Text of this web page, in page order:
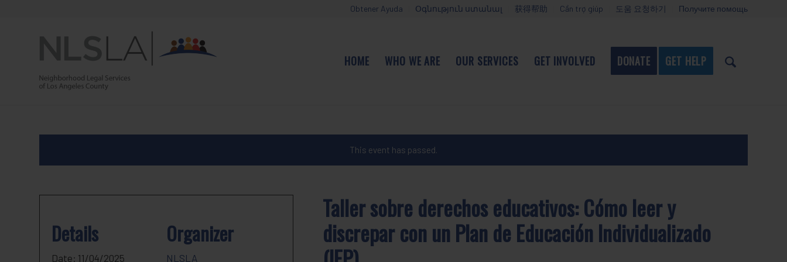
Obtener Ayuda Օգնություն ստանալ 获得帮助 Cần trợ giúp 도움 요청하기 Получите помощь
HOME WHO WE ARE OUR SERVICES GET INVOLVED DONATE GET HELP
This event has passed.
Taller sobre derechos educativos: Cómo leer y
discrepar con un Plan de Educación Individualizado
Details
Date: 11/04/2025
Organizer
NLSLA